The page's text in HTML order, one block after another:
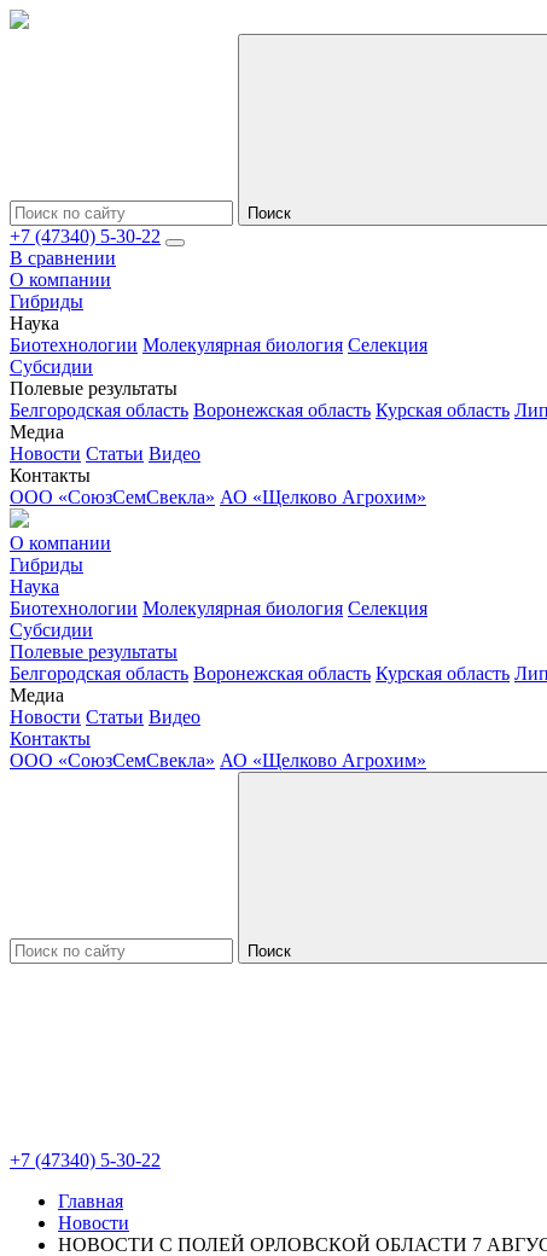
Поиск
+7 (47340) 5-30-22
В сравнении
О компании
Гибриды
Наука
Биотехнологии Молекулярная биология Селекция
Субсидии
Полевые результаты
Белгородская область Воронежская область Курская область
Медиа
Новости Статьи Видео
Контакты
ООО «СоюзСемСвекла» АО «Щелково Агрохим»
О компании
Гибриды
Наука
Биотехнологии Молекулярная биология Селекция
Субсидии
Полевые результаты
Белгородская область Воронежская область Курская область
Медиа
Новости Статьи Видео
Контакты
ООО «СоюзСемСвекла» АО «Щелково Агрохим»
Поиск
+7 (47340) 5-30-22
Главная
Новости
НОВОСТИ С ПОЛЕЙ ОРЛОВСКОЙ ОБЛАСТИ 7